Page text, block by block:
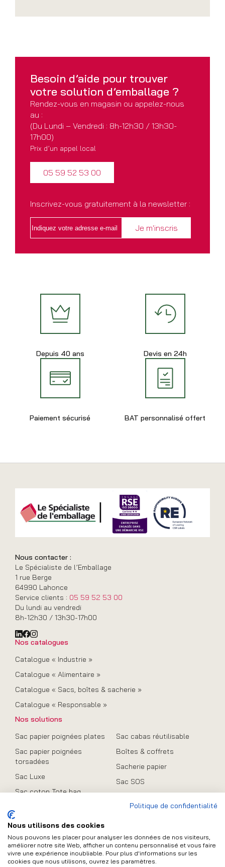
Besoin d’aide pour trouver
votre solution d’emballage ?
Rendez-vous en magasin ou appelez-nous
au :
(Du Lundi – Vendredi : 8h-12h30 / 13h30-
17h00)
Prix d’un appel local
05 59 52 53 00
Inscrivez-vous gratuitement à la newsletter :
Depuis 40 ans Devis en 24h
Paiement sécurisé BAT personnalisé offert
Nous contacter :
Le Spécialiste de l’Emballage
1 rue Berge
64990 Lahonce
Service clients : 05 59 52 53 00
Du lundi au vendredi
8h-12h30 / 13h30-17h00
Nos catalogues
Catalogue « Industrie »
Catalogue « Alimentaire »
Catalogue « Sacs, boîtes & sacherie »
Catalogue « Responsable »
Nos solutions
Sac papier poignées plates
Sac papier poignées
torsadées
Sac Luxe
Sac coton Tote bag
Sac pliable
Sac cabas réutilisable
Boîtes & coffrets
Sacherie papier
Sac SOS
Contact
Politique de confidentialité
Nous utilisons des cookies
Nous pouvons les placer pour analyser les données de nos visiteurs,
améliorer notre site Web, afficher un contenu personnalisé et vous faire
vivre une expérience inoubliable. Pour plus d'informations sur les
cookies que nous utilisons, ouvrez les paramètres.